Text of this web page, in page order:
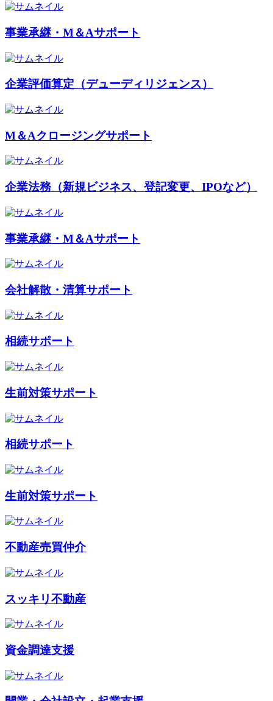
事業承継・M＆Aサポート
企業評価算定（デューディリジェンス）
M＆Aクロージングサポート
企業法務（新規ビジネス、登記変更、IPOなど）
事業承継・M＆Aサポート
会社解散・清算サポート
相続サポート
生前対策サポート
相続サポート
生前対策サポート
不動産売買仲介
スッキリ不動産
資金調達支援